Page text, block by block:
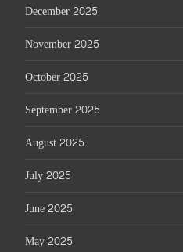
December 2025
November 2025
October 2025
September 2025
August 2025
July 2025
June 2025
May 2025